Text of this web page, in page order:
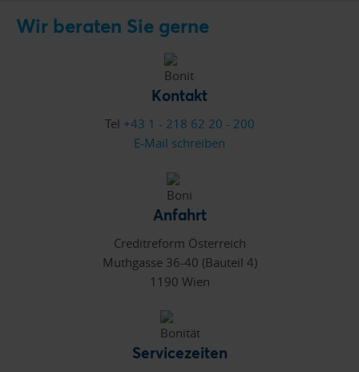
Wir beraten Sie gerne
Kontakt
Tel +43 1 - 218 62 20 - 200
E-Mail schreiben
Anfahrt
Creditreform Österreich
Muthgasse 36-40 (Bauteil 4)
1190 Wien
Servicezeiten